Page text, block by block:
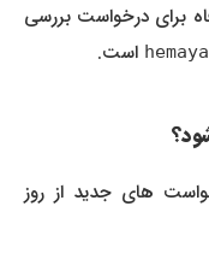
درخواست بررسی
است.
های جدید از روز